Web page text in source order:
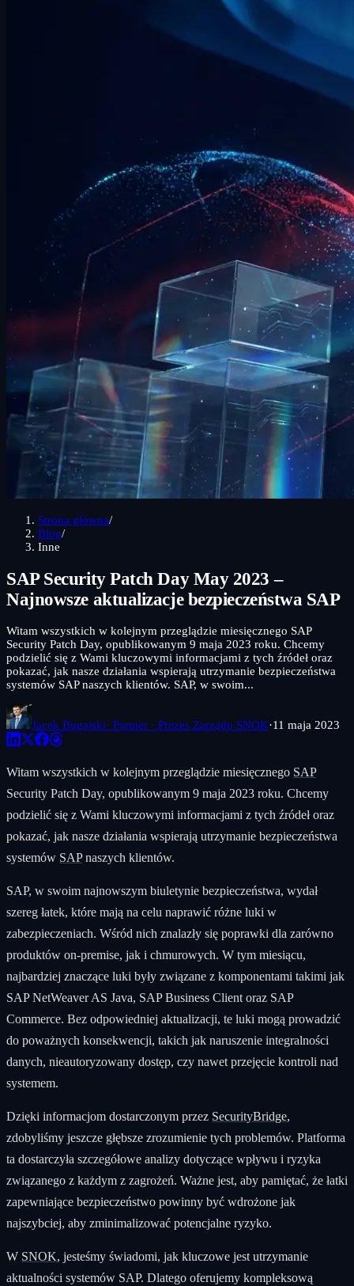
Strona główna/
Blog/
Inne
SAP Security Patch Day May 2023 –
Najnowsze aktualizacje bezpieczeństwa SAP
Witam wszystkich w kolejnym przeglądzie miesięcznego SAP
Security Patch Day, opublikowanym 9 maja 2023 roku. Chcemy
podzielić się z Wami kluczowymi informacjami z tych źródeł oraz
pokazać, jak nasze działania wspierają utrzymanie bezpieczeństwa
systemów SAP naszych klientów. SAP, w swoim...
Jacek Bugajski· Partner · Prezes Zarządu SNOK·11 maja 2023
Witam wszystkich w kolejnym przeglądzie miesięcznego SAP
Security Patch Day, opublikowanym 9 maja 2023 roku. Chcemy
podzielić się z Wami kluczowymi informacjami z tych źródeł oraz
pokazać, jak nasze działania wspierają utrzymanie bezpieczeństwa
systemów SAPnaszych klientów.
SAP, w swoim najnowszym biuletynie bezpieczeństwa, wydał
szereg łatek, które mają na celu naprawić różne luki w
zabezpieczeniach. Wśród nich znalazły się poprawki dla zarówno
produktów on-premise, jak i chmurowych. W tym miesiącu,
najbardziej znaczące luki były związane z komponentami takimi jak
SAP NetWeaver AS Java, SAP Business Client oraz SAP
Commerce. Bez odpowiedniej aktualizacji, te luki mogą prowadzić
do poważnych konsekwencji, takich jak naruszenie integralności
danych, nieautoryzowany dostęp, czy nawet przejęcie kontroli nad
systemem.
Dzięki informacjom dostarczonym przez SecurityBridge,
zdobyliśmy jeszcze głębsze zrozumienie tych problemów. Platforma
ta dostarczyła szczegółowe analizy dotyczące wpływu i ryzyka
związanego z każdym z zagrożeń. Ważne jest, aby pamiętać, że łatki
zapewniające bezpieczeństwo powinny być wdrożone jak
najszybciej, aby zminimalizować potencjalne ryzyko.
W SNOK, jesteśmy świadomi, jak kluczowe jest utrzymanie
aktualności systemów SAP. Dlatego oferujemy kompleksową